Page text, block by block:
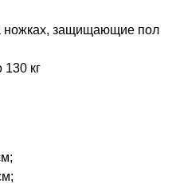
ножках, защищающие пол
кг